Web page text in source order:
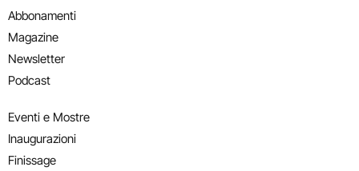
Abbonamenti
Magazine
Newsletter
Podcast
Eventi e Mostre
Inaugurazioni
Finissage